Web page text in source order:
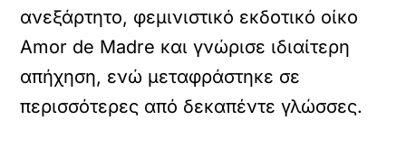
ανεξάρτητο, φεμινιστικό εκδοτικό οίκο
Amor de Madre και γνώρισε ιδιαίτερη
απήχηση, ενώ μεταφράστηκε σε
περισσότερες από δεκαπέντε γλώσσες.